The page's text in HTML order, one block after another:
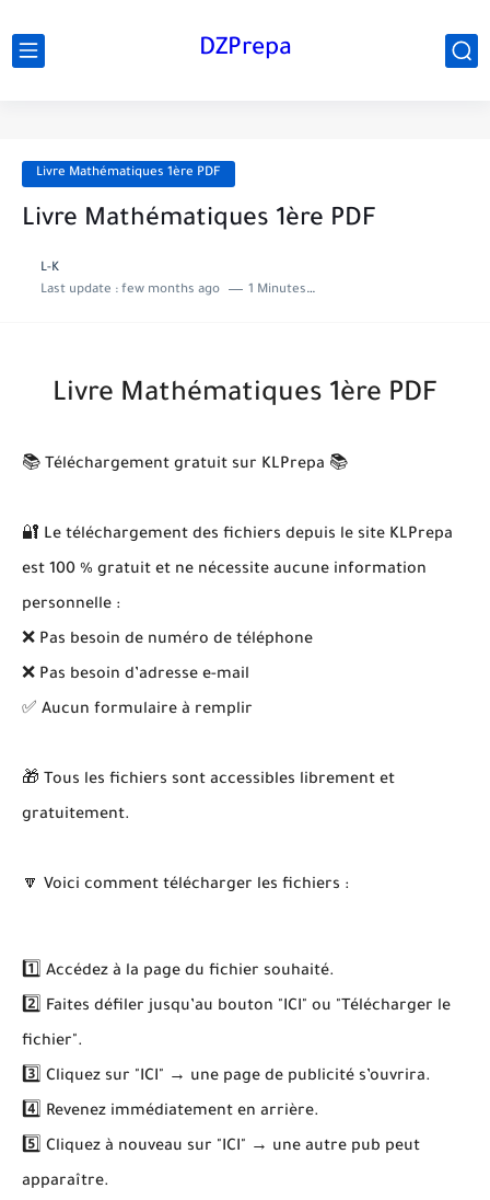
DZPrepa
Livre Mathématiques 1ère PDF
Livre Mathématiques 1ère PDF
L-K
Last update : few months ago 1 Minutes to read
Livre Mathématiques 1ère PDF
📚 Téléchargement gratuit sur KLPrepa 📚
🔐 Le téléchargement des fichiers depuis le site KLPrepa
est 100 % gratuit et ne nécessite aucune information
personnelle :
❌ Pas besoin de numéro de téléphone
❌ Pas besoin d’adresse e-mail
✅ Aucun formulaire à remplir
🎁 Tous les fichiers sont accessibles librement et
gratuitement.
🔽 Voici comment télécharger les fichiers :
1️⃣ Accédez à la page du fichier souhaité.
2️⃣ Faites défiler jusqu’au bouton "ICI" ou "Télécharger le
fichier".
3️⃣ Cliquez sur "ICI" → une page de publicité s’ouvrira.
4️⃣ Revenez immédiatement en arrière.
5️⃣ Cliquez à nouveau sur "ICI" → une autre pub peut
apparaître.